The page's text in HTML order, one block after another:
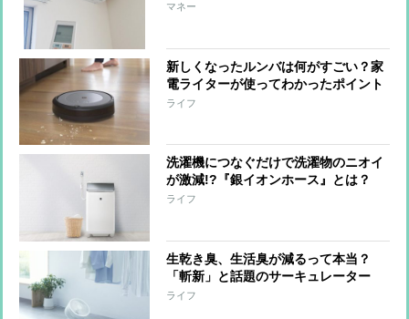
マネー
新しくなったルンバは何がすごい？家
電ライターが使ってわかったポイント
5つ【スマート家電レビュー】
ライフ
洗濯機につなぐだけで洗濯物のニオイ
が激減!?『銀イオンホース』とは？
【スマート家電レビュー】
ライフ
生乾き臭、生活臭が減るって本当？
「斬新」と話題のサーキュレーター
【スマート家電レビュー】
ライフ